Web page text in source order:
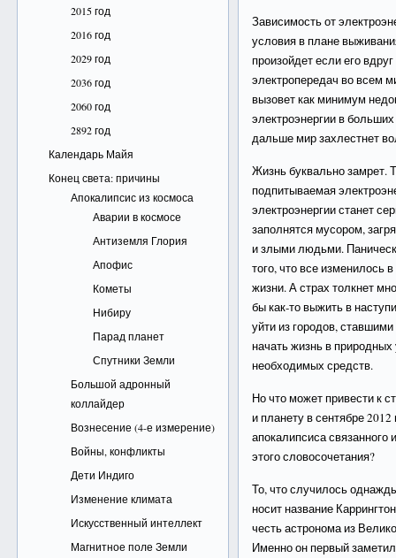
2015 год
2016 год
2029 год
2036 год
2060 год
2892 год
Календарь Майя
Конец света: причины
Апокалипсис из космоса
Аварии в космосе
Антиземля Глория
Апофис
Кометы
Нибиру
Парад планет
Спутники Земли
Большой адронный
коллайдер
Вознесение (4-е измерение)
Войны, конфликты
Дети Индиго
Изменение климата
Искусственный интеллект
Магнитное поле Земли
Зависимость от
условия в плане
произойдет если его
электропередач во всем
вызовет как минимум
электроэнергии в
дальше мир захлестнет
Жизнь буквально замрет.
подпитываемая
электроэнергии станет
заполнятся мусором,
и злыми людьми.
того, что все изменилось
жизни. А страх толкнет
бы как-то выжить в
уйти из городов,
начать жизнь в
необходимых средств.
Но что может привести к
и планету в сентябре
апокалипсиса
этого словосочетания?
То, что случилось
носит название
честь астронома из
Именно он первый